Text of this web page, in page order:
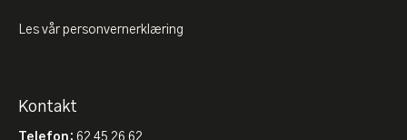
Les vår personvernerklæring
Kontakt
Telefon : 62 45 26 62